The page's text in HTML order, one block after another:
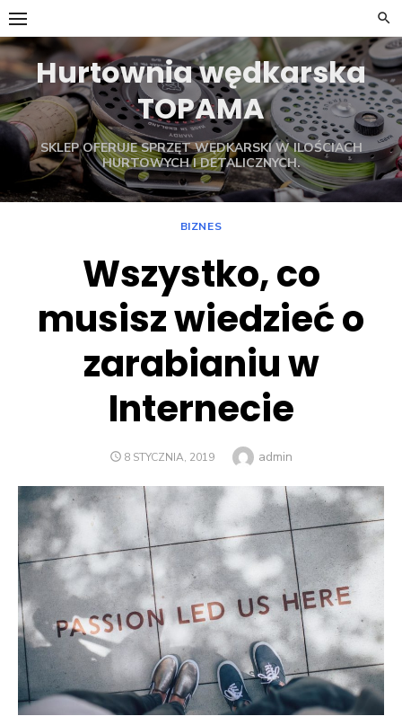
Skip
to
contentHurtownia wędkarska
TOPAMA
SKLEP OFERUJE SPRZĘT WĘDKARSKI W ILOŚCIACH
HURTOWYCH I DETALICZNYCH.
BIZNES
Wszystko, co
musisz wiedzieć o
zarabianiu w
Internecie
POSTED
8 STYCZNIA, 2019 Author
admin